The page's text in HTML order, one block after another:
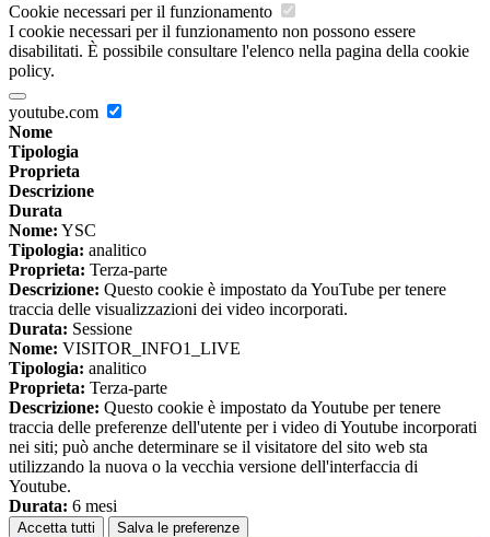
Cookie necessari per il funzionamento
I cookie necessari per il funzionamento non possono essere
disabilitati. È possibile consultare l'elenco nella pagina della cookie
policy.
youtube.com
Nome
Tipologia
Proprieta
Descrizione
Durata
Nome: YSC
Tipologia: analitico
Proprieta: Terza-parte
Descrizione: Questo cookie è impostato da YouTube per tenere
traccia delle visualizzazioni dei video incorporati.
Durata: Sessione
Nome: VISITOR_INFO1_LIVE
Tipologia: analitico
Proprieta: Terza-parte
Descrizione: Questo cookie è impostato da Youtube per tenere
traccia delle preferenze dell'utente per i video di Youtube incorporati
nei siti; può anche determinare se il visitatore del sito web sta
utilizzando la nuova o la vecchia versione dell'interfaccia di
Youtube.
Durata: 6 mesi
Accetta tutti Salva le preferenze